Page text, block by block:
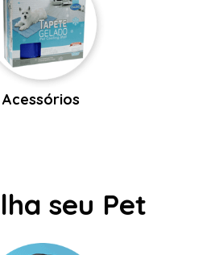
Acessórios
seu Pet